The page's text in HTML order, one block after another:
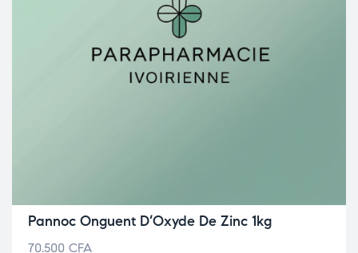
Pannoc Onguent D’Oxyde De Zinc 1kg
70.500 CFA